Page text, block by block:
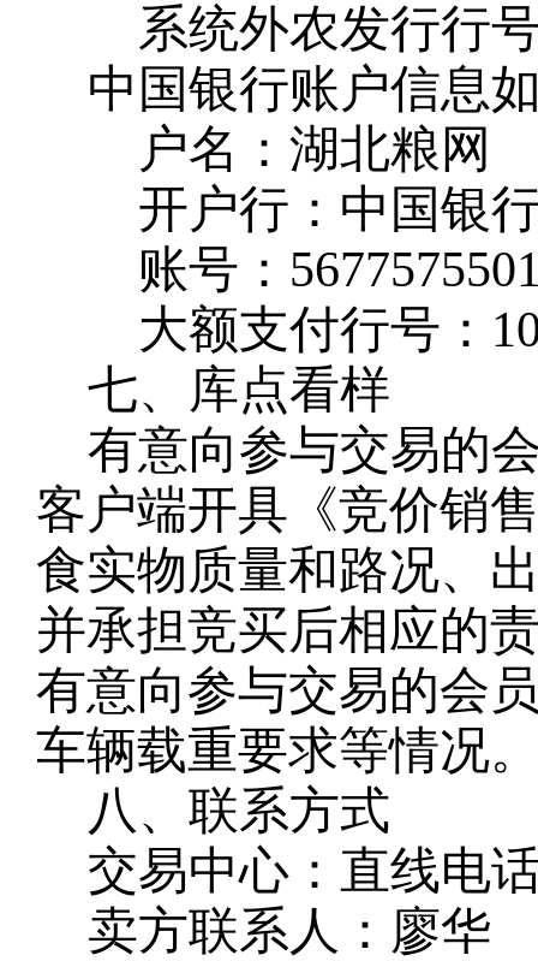
系统外农发行行
中国银行账户信息
户名：湖北粮网
开户行：中国银
账号：
大额支付行号：
七、库点看样
有意向参与交易的
客户端开具《竞价销
食实物质量和路况、
并承担竞买后相应的
有意向参与交易的会
车辆载重要求等情况
八、联系方式
交易中心：直线电
卖方联系人：廖华